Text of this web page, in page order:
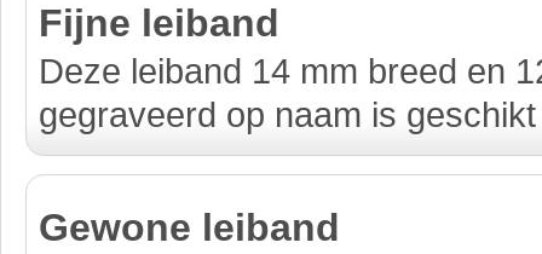
Fijne leiband
Deze leiband 14 mm breed en
gegraveerd op naam is
Gewone leiband